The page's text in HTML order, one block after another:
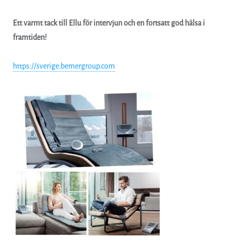
Ett varmt tack till Ellu för intervjun och en fortsatt god hälsa i
framtiden!
https://sverige.bemergroup.com